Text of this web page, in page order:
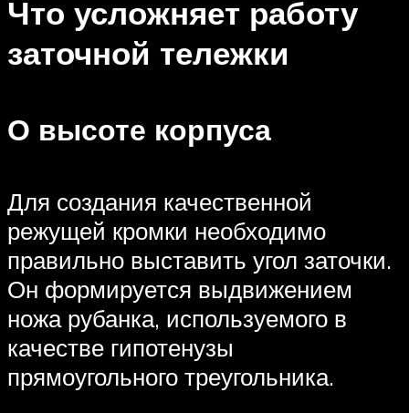
Что усложняет работу
заточной тележки
О высоте корпуса
Для создания качественной
режущей кромки необходимо
правильно выставить угол заточки.
Он формируется выдвижением
ножа рубанка, используемого в
качестве гипотенузы
прямоугольного треугольника.